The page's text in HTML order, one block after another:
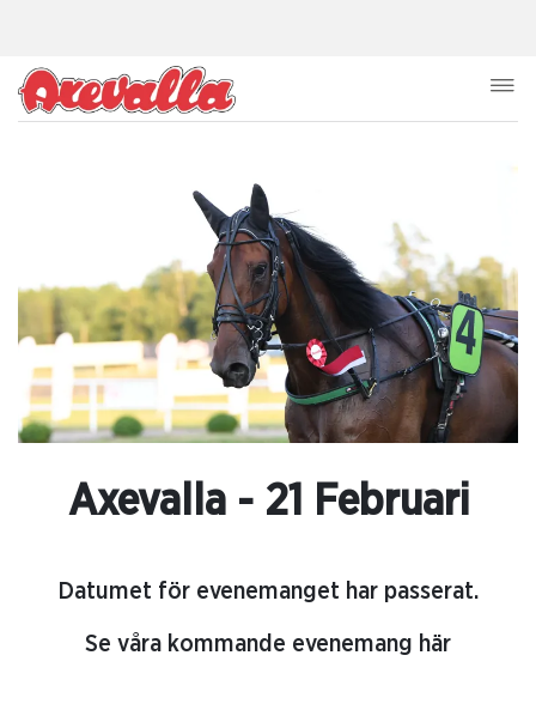
Axevalla - 21 Februari
Datumet för evenemanget har passerat.
Se våra kommande evenemang här